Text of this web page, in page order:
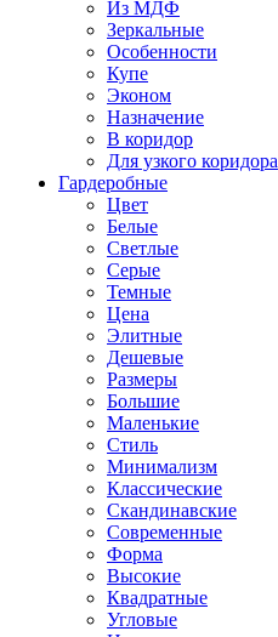
Из МДФ
Зеркальные
Особенности
Купе
Эконом
Назначение
В коридор
Для узкого коридора
Гардеробные
Цвет
Белые
Светлые
Серые
Темные
Цена
Элитные
Дешевые
Размеры
Большие
Маленькие
Стиль
Минимализм
Классические
Скандинавские
Современные
Форма
Высокие
Квадратные
Угловые